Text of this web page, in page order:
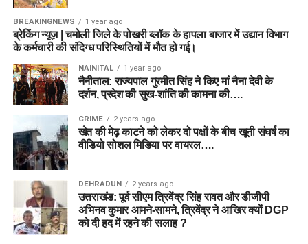
BREAKINGNEWS 1 year ago
ब्रेकिंग न्यूज़ | चमोली जिले के पोखरी ब्लॉक के हापला बाजार में उद्यान विभाग
के कर्मचारी की संदिग्ध परिस्थितियों में मौत हो गई।
NAINITAL 1 year ago
नैनीताल: राज्यपाल गुरमीत सिंह ने किए मां नैना देवी के
दर्शन, प्रदेश की सुख-शांति की कामना की….
CRIME 2 years ago
खेत की मेढ़ काटने को लेकर दो पक्षों के बीच खूनी संघर्ष का
वीडियो सोशल मिडिया पर वायरल….
DEHRADUN 2 years ago
उत्तराखंड: पूर्व सीएम त्रिवेंद्र सिंह रावत और डीजीपी
अभिनव कुमार आमने-सामने, त्रिवेंद्र ने आखिर क्यों DGP
को दी हद में रहने की सलाह ?